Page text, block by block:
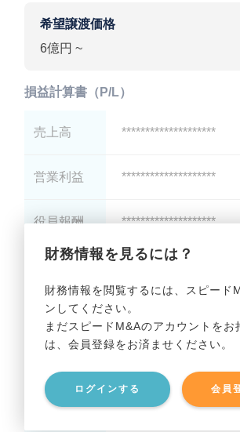
希望譲渡価格
6億円 ~
財務情報を見るには？
財務情報を閲覧するには、スピード
ンしてください。
まだスピードM&Aのアカウントをお
は、会員登録をお済ませください。
ログインする 会員
損益計算書（P/L）
売上高 ********************
営業利益 ********************
役員報酬 ********************
貸借対照表（B/S）
総資産 ********************
有利子負債 ********************